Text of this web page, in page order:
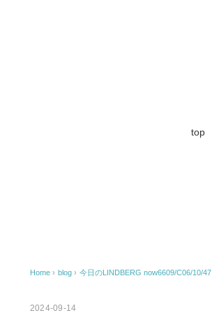
top
Home › blog › 今日のLINDBERG now6609/C06/10/47
2024-09-14